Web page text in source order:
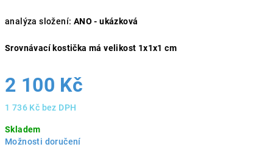
analýza složení: ANO - ukázková
Srovnávací kostička má velikost 1x1x1 cm
2 100 Kč
1 736 Kč bez DPH
cena:
Skladem
Možnosti doručení